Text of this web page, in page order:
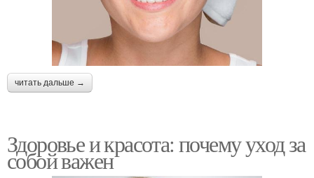
читать дальше →
Здоровье и красота: почему уход за
собой важен